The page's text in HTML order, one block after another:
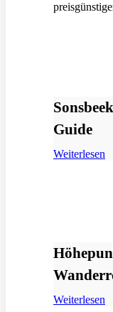
Guide
Weiterlesen
Weiterlesen